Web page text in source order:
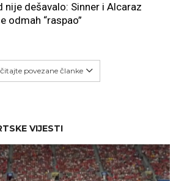
nije dešavalo: Sinner i Alcaraz
odmah “raspao”
povezane članke
VIJESTI